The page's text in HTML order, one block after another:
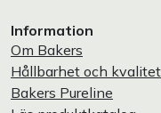
Information
Om Bakers
Hållbarhet och kvalitet
Bakers Pureline